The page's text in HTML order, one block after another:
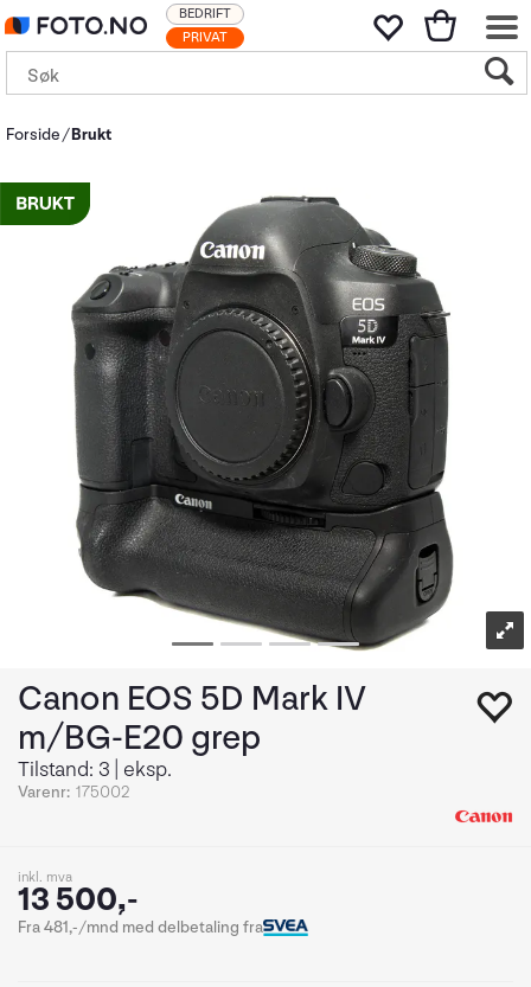
PRIVAT
BEDRIFT
Forside Brukt
Canon EOS 5D Mark IV
m/BG-E20 grep
Tilstand: 3 | eksp.
Varenr: 175002
inkl. mva
13 500,-
Fra 481,-/mnd med delbetaling fra